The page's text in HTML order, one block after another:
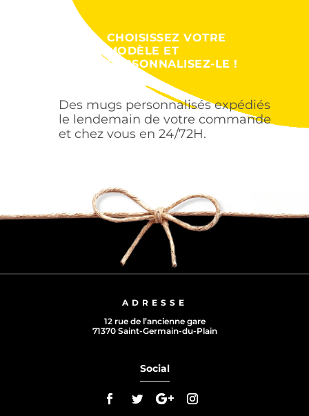
CHOISISSEZ VOTRE
MODÈLE ET
PERSONNALISEZ-LE !
Des mugs personnalisés expédiés
le lendemain de votre commande
et chez vous en 24/72H.
ADRESSE
12 rue de l’ancienne gare
71370 Saint-Germain-du-Plain
Social